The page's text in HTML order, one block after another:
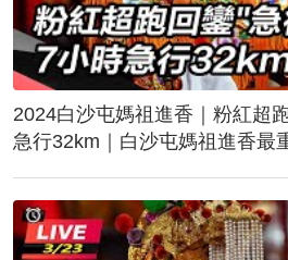
2024白沙屯媽祖進香｜粉紅超
急行32km｜白沙屯媽祖進香最